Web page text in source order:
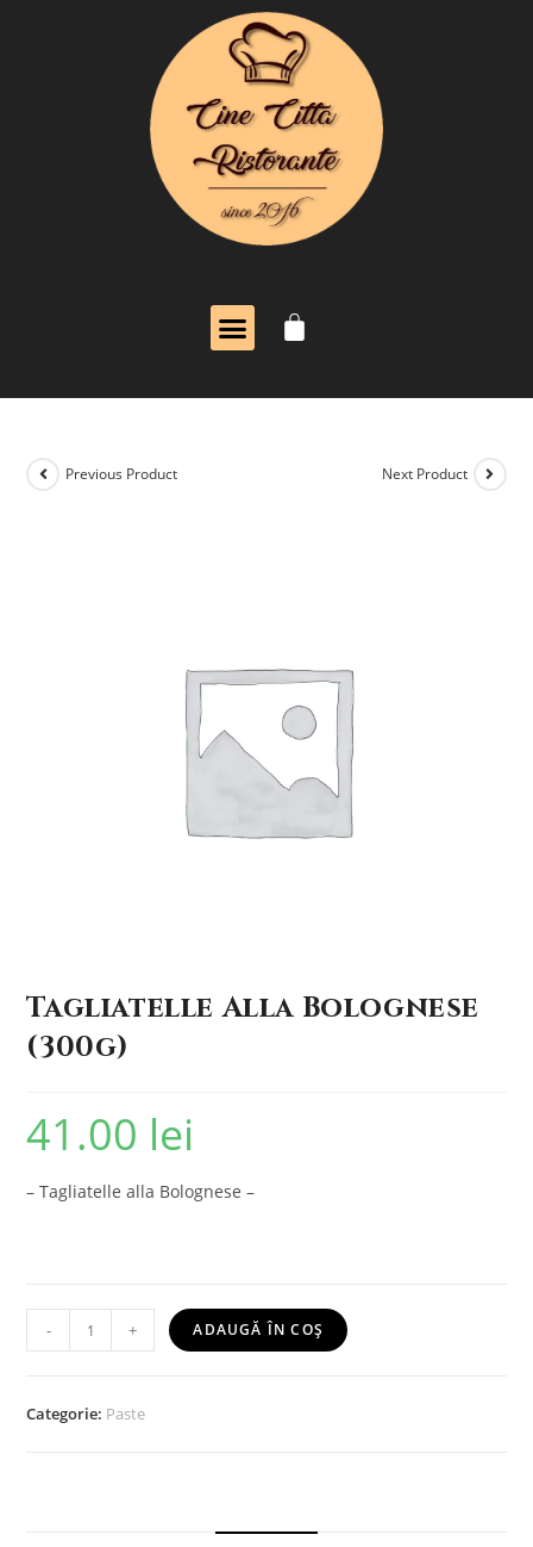
Previous Product Next Product
Tagliatelle Alla Bolognese
(300g)
41.00 lei
– Tagliatelle alla Bolognese –
- + ADAUGĂ ÎN COȘ
Categorie: Paste